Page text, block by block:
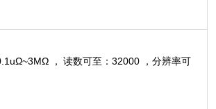
， 读数可至：32000
，分辨率可